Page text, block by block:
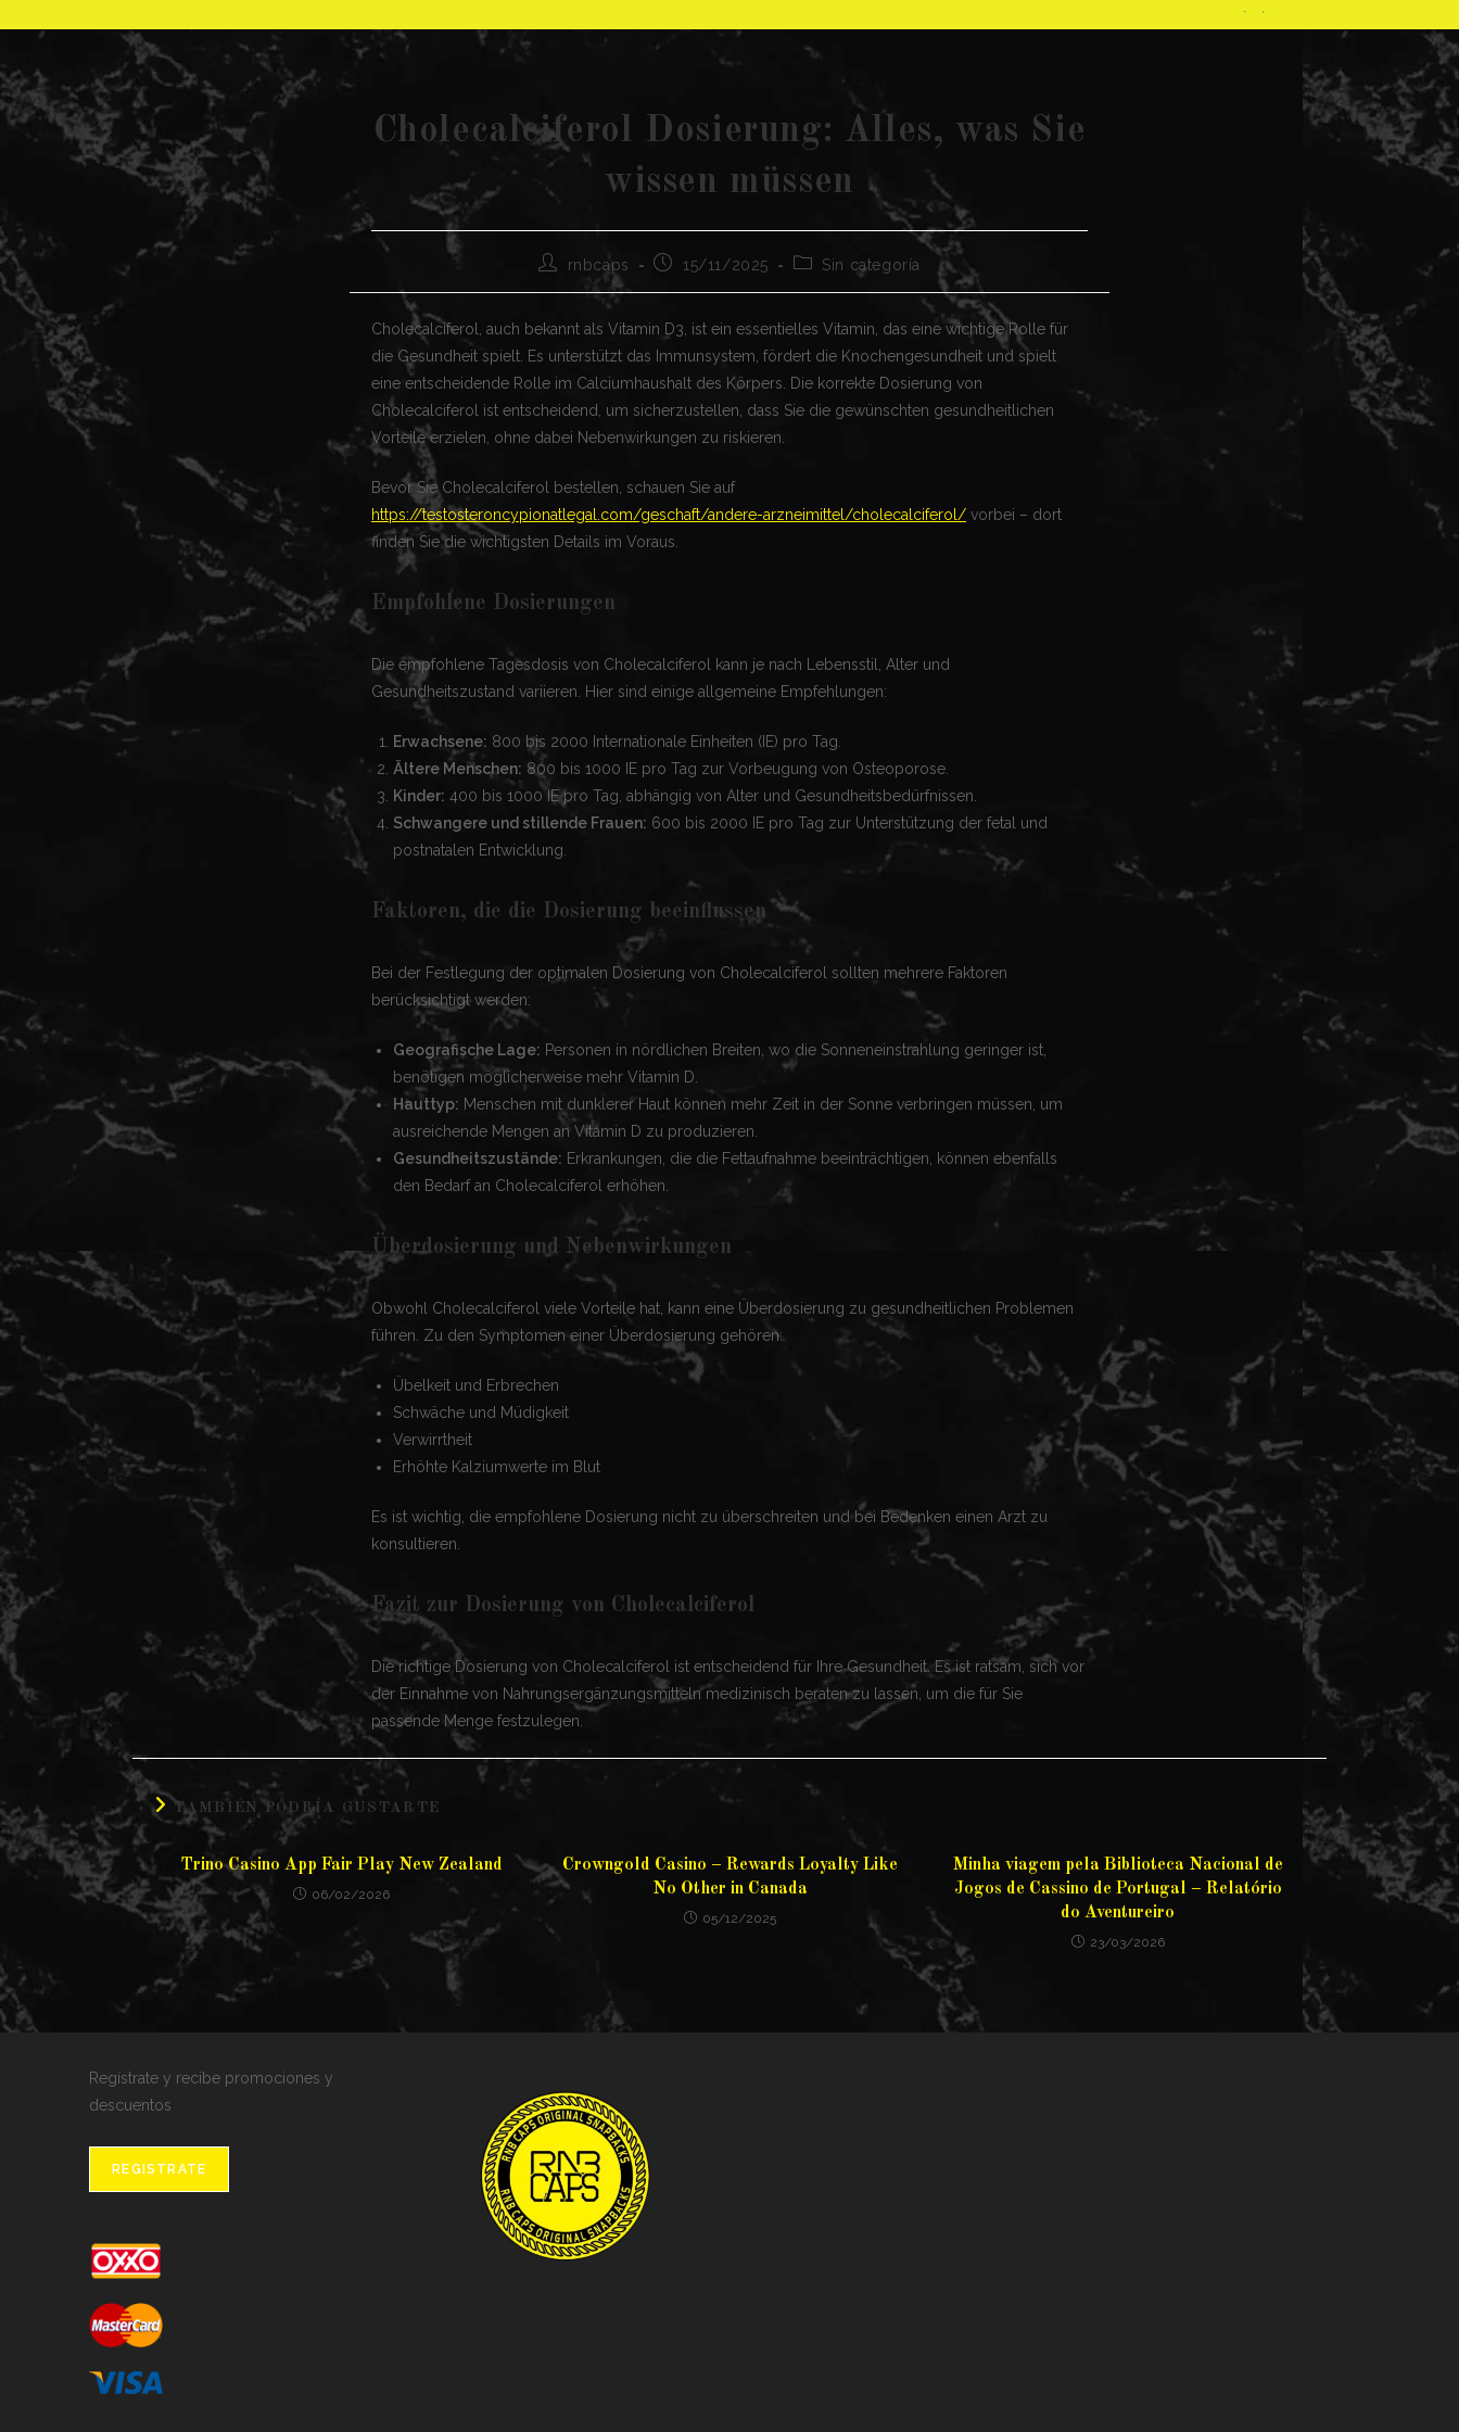
Cholecalciferol Dosierung: Alles, was Sie
wissen müssen
Autor
entrada:
rnbcaps
Publicación
entrada:
15/11/2025
Categoría
entrada:
Sin categoría
Cholecalciferol, auch bekannt als Vitamin D3, ist ein essentielles Vitamin, das eine wichtige Rolle für
die Gesundheit spielt. Es unterstützt das Immunsystem, fördert die Knochengesundheit und spielt
eine entscheidende Rolle im Calciumhaushalt des Körpers. Die korrekte Dosierung von
Cholecalciferol ist entscheidend, um sicherzustellen, dass Sie die gewünschten gesundheitlichen
Vorteile erzielen, ohne dabei Nebenwirkungen zu riskieren.
Bevor Sie Cholecalciferol bestellen, schauen Sie auf
https://testosteroncypionatlegal.com/geschaft/andere-arzneimittel/cholecalciferol/ vorbei – dort
finden Sie die wichtigsten Details im Voraus.
Empfohlene Dosierungen
Die empfohlene Tagesdosis von Cholecalciferol kann je nach Lebensstil, Alter und
Gesundheitszustand variieren. Hier sind einige allgemeine Empfehlungen:
Erwachsene: 800 bis 2000 Internationale Einheiten (IE) pro Tag.
Ältere Menschen: 800 bis 1000 IE pro Tag zur Vorbeugung von Osteoporose.
Kinder: 400 bis 1000 IE pro Tag, abhängig von Alter und Gesundheitsbedürfnissen.
Schwangere und stillende Frauen: 600 bis 2000 IE pro Tag zur Unterstützung der fetal und
postnatalen Entwicklung.
Faktoren, die die Dosierung beeinflussen
Bei der Festlegung der optimalen Dosierung von Cholecalciferol sollten mehrere Faktoren
berücksichtigt werden:
Geografische Lage: Personen in nördlichen Breiten, wo die Sonneneinstrahlung geringer ist,
benötigen möglicherweise mehr Vitamin D.
Hauttyp: Menschen mit dunklerer Haut können mehr Zeit in der Sonne verbringen müssen, um
ausreichende Mengen an Vitamin D zu produzieren.
Gesundheitszustände: Erkrankungen, die die Fettaufnahme beeinträchtigen, können ebenfalls
den Bedarf an Cholecalciferol erhöhen.
Überdosierung und Nebenwirkungen
Obwohl Cholecalciferol viele Vorteile hat, kann eine Überdosierung zu gesundheitlichen Problemen
führen. Zu den Symptomen einer Überdosierung gehören:
Übelkeit und Erbrechen
Schwäche und Müdigkeit
Verwirrtheit
Erhöhte Kalziumwerte im Blut
Es ist wichtig, die empfohlene Dosierung nicht zu überschreiten und bei Bedenken einen Arzt zu
konsultieren.
Fazit zur Dosierung von Cholecalciferol
Die richtige Dosierung von Cholecalciferol ist entscheidend für Ihre Gesundheit. Es ist ratsam, sich vor
der Einnahme von Nahrungsergänzungsmitteln medizinisch beraten zu lassen, um die für Sie
passende Menge festzulegen.
TAMBIÉN PODRÍA GUSTARTE
Trino Casino App Fair Play New Zealand
06/02/2026
Crowngold Casino – Rewards Loyalty Like
No Other in Canada
05/12/2025
Minha viagem pela Biblioteca Nacional de
Jogos de Cassino de Portugal – Relatório
do Aventureiro
23/03/2026
Regístrate y recibe promociones y
descuentos